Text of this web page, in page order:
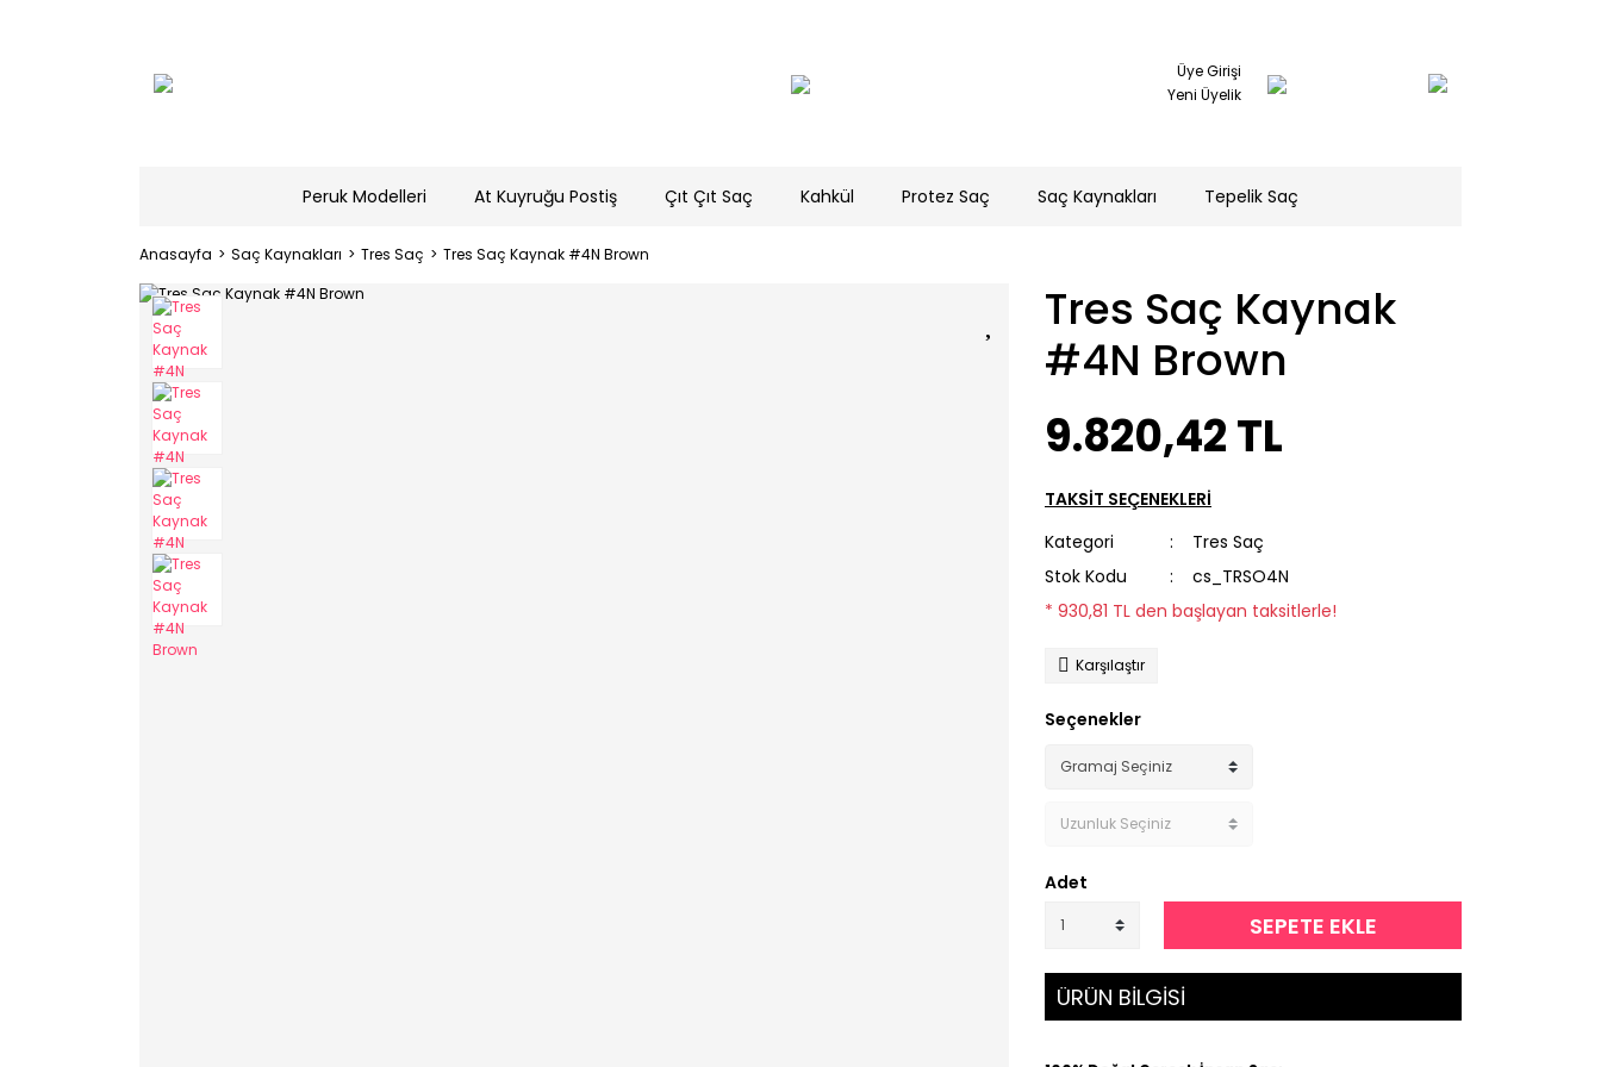
Üye Girişi
Yeni Üyelik
Peruk Modelleri At Kuyruğu Postiş Çıt Çıt Saç Kahkül Protez Saç Saç Kaynakları Tepelik Saç
Anasayfa Saç Kaynakları Tres Saç Tres Saç Kaynak #4N Brown
Tres Saç Kaynak
#4N Brown
9.820,42 TL
TAKSİT SEÇENEKLERİ
Kategori
Tres Saç
Stok Kodu
cs_TRSO4N
* 930,81 TL den başlayan taksitlerle!
Karşılaştır
Seçenekler
Adet
SEPETE EKLE
ÜRÜN BİLGİSİ